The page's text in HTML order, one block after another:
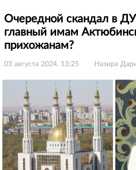
Очередной скандал в
главный имам
прихожанам?
03 августа 2024, 13:25 Назира